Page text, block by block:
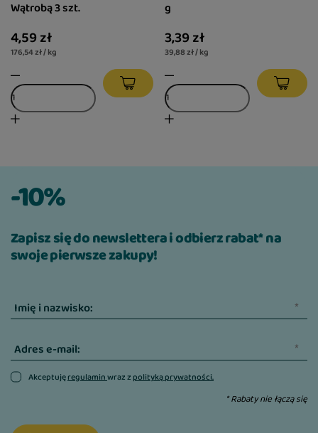
Wątrobą 3 szt.
4,59 zł
176,54 zł / kg
g
3,39 zł
39,88 zł / kg
-10%
Zapisz się do newslettera i odbierz rabat* na
swoje pierwsze zakupy!
Imię i nazwisko:
Adres e-mail:
Akceptujęregulaminwraz zpolityką prywatności.
* Rabaty nie łączą się